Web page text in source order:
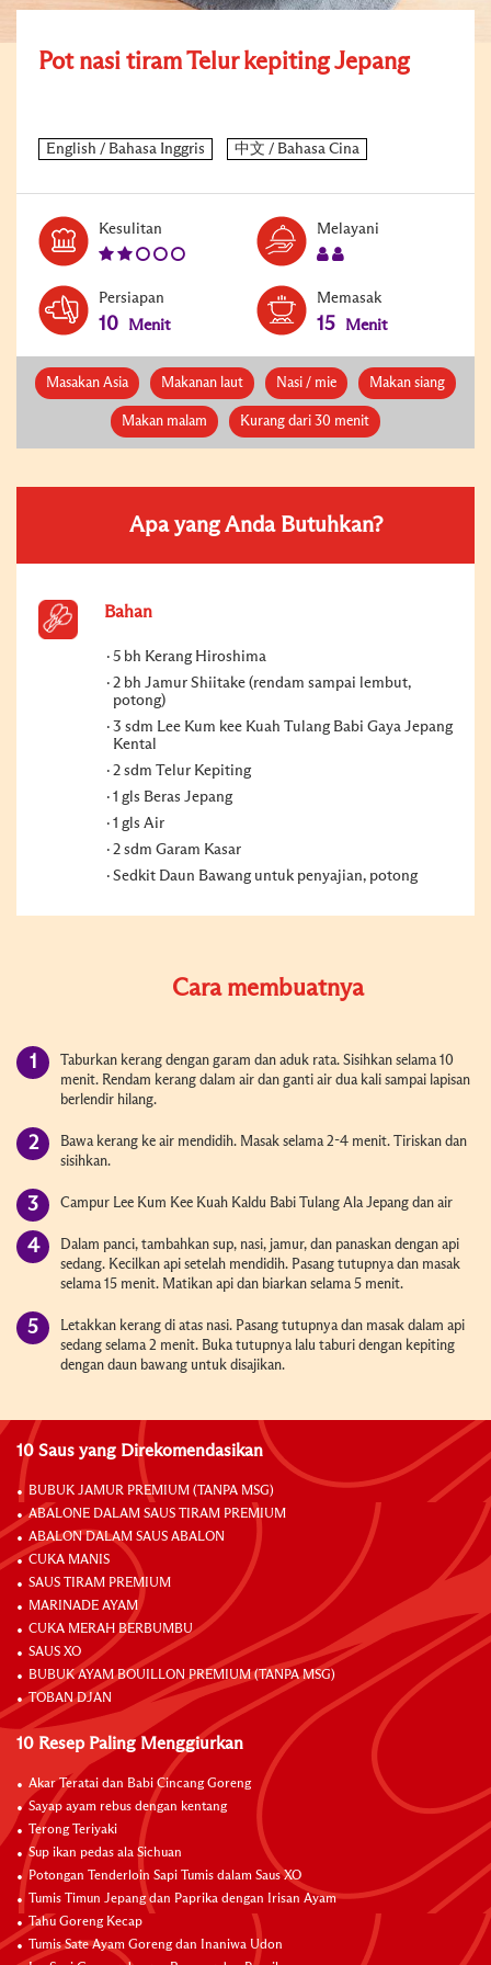
Pot nasi tiram Telur kepiting Jepang
Kesulitan Melayani
Persiapan
10 Menit
Memasak
15 Menit
Masakan Asia Makanan laut Nasi / mie Makan siang
Makan malam Kurang dari 30 menit
Apa yang Anda Butuhkan?
Bahan
5 bh Kerang Hiroshima
2 bh Jamur Shiitake (rendam sampai lembut,
potong)
3 sdm Lee Kum kee Kuah Tulang Babi Gaya Jepang
Kental
2 sdm Telur Kepiting
1 gls Beras Jepang
1 gls Air
2 sdm Garam Kasar
Sedkit Daun Bawang untuk penyajian, potong
Cara membuatnya
Taburkan kerang dengan garam dan aduk rata. Sisihkan selama 10
menit. Rendam kerang dalam air dan ganti air dua kali sampai lapisan
berlendir hilang.
Bawa kerang ke air mendidih. Masak selama 2-4 menit. Tiriskan dan
sisihkan.
Campur Lee Kum Kee Kuah Kaldu Babi Tulang Ala Jepang dan air
Dalam panci, tambahkan sup, nasi, jamur, dan panaskan dengan api
sedang. Kecilkan api setelah mendidih. Pasang tutupnya dan masak
selama 15 menit. Matikan api dan biarkan selama 5 menit.
Letakkan kerang di atas nasi. Pasang tutupnya dan masak dalam api
sedang selama 2 menit. Buka tutupnya lalu taburi dengan kepiting
dengan daun bawang untuk disajikan.
10 Saus yang Direkomendasikan
BUBUK JAMUR PREMIUM (TANPA MSG)
ABALONE DALAM SAUS TIRAM PREMIUM
ABALON DALAM SAUS ABALON
CUKA MANIS
SAUS TIRAM PREMIUM
MARINADE AYAM
CUKA MERAH BERBUMBU
SAUS XO
BUBUK AYAM BOUILLON PREMIUM (TANPA MSG)
TOBAN DJAN
10 Resep Paling Menggiurkan
Akar Teratai dan Babi Cincang Goreng
Sayap ayam rebus dengan kentang
Terong Teriyaki
Sup ikan pedas ala Sichuan
Potongan Tenderloin Sapi Tumis dalam Saus XO
Tumis Timun Jepang dan Paprika dengan Irisan Ayam
Tahu Goreng Kecap
Tumis Sate Ayam Goreng dan Inaniwa Udon